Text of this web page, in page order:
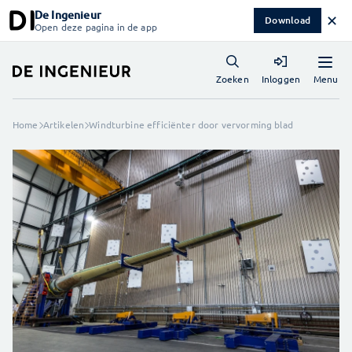
De Ingenieur
Open deze pagina in de app Download ✕
Menu
Zoeken Inloggen
Home Artikelen Windturbine efficiënter door vervorming blad